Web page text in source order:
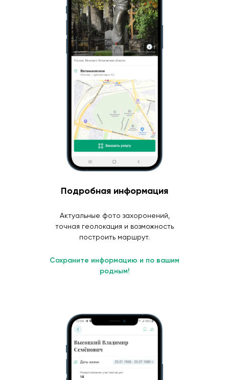
Подробная информация
Актуальные фото захоронений,
точная геолокация и возможность
построить маршрут.
Сохраните информацию и по вашим
родным!